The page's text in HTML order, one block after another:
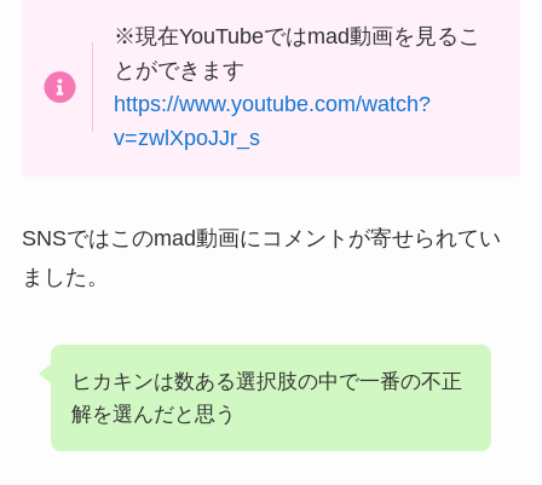
※現在YouTubeではmad動画を見るこ
とができます
https://www.youtube.com/watch?
v=zwlXpoJJr_s
SNSではこのmad動画にコメントが寄せられてい
ました。
ヒカキンは数ある選択肢の中で一番の不正
解を選んだと思う